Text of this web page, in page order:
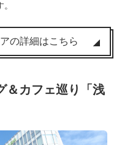
の詳細はこちら
＆カフェ巡り「浅